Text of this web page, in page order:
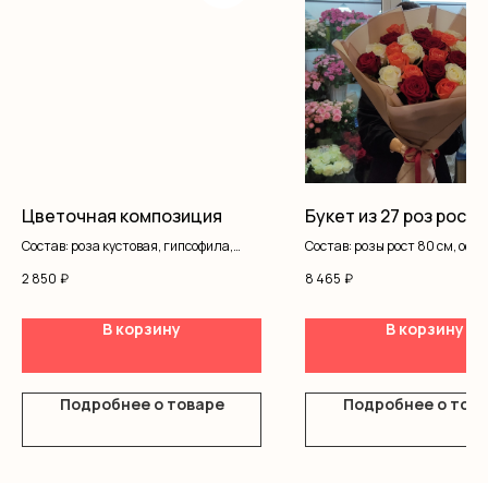
Цветочная композиция
Состав: роза кустовая, гипсофила,
2 850 ₽
В корзину
Подробнее о товаре
Букет из 27 роз рост
Состав: розы рост 80 см,
8 465 ₽
В корзину
Подробнее о